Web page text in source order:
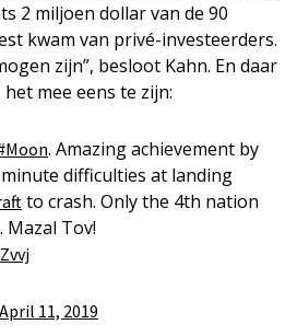
2 miljoen dollar van de 90
kwam van privé-investeerders.
zijn”, besloot Kahn. En daar
mee eens te zijn:
. Amazing achievement by
difficulties at landing
to crash. Only the 4th nation
Mazal Tov!
April 11, 2019